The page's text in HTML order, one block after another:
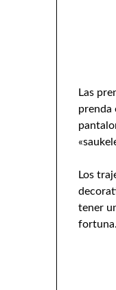
Las
prenda
Los
tener
fortuna.